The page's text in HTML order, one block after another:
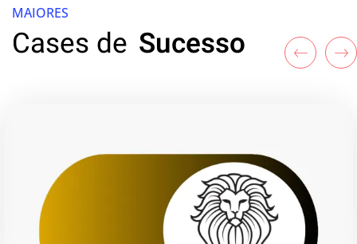
MAIORES
Cases de Sucesso